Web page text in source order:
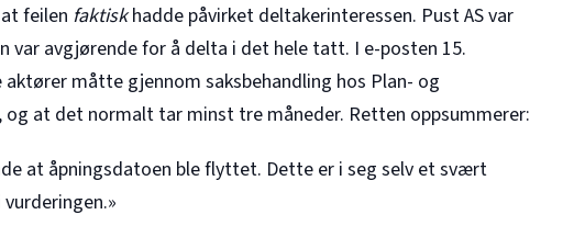
feilen faktiskhadde påvirket deltakerinteressen. Pust AS var
var avgjørende for å delta i det hele tatt. I e-posten 15.
måtte gjennom saksbehandling hos Plan- og
at det normalt tar minst tre måneder. Retten oppsummerer:
at åpningsdatoen ble flyttet. Dette er i seg selv et svært